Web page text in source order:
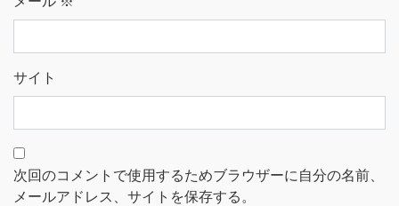
サイト
次回のコメントで使用するためブラウザーに自分の名前、
メールアドレス、サイトを保存する。